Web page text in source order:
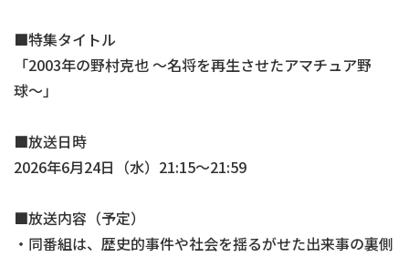
■特集タイトル
「2003年の野村克也 〜名将を再生させたアマチュア野
球〜」
■放送日時
2026年6月24日（水）21:15～21:59
■放送内容（予定）
・同番組は、歴史的事件や社会を揺るがせた出来事の裏側